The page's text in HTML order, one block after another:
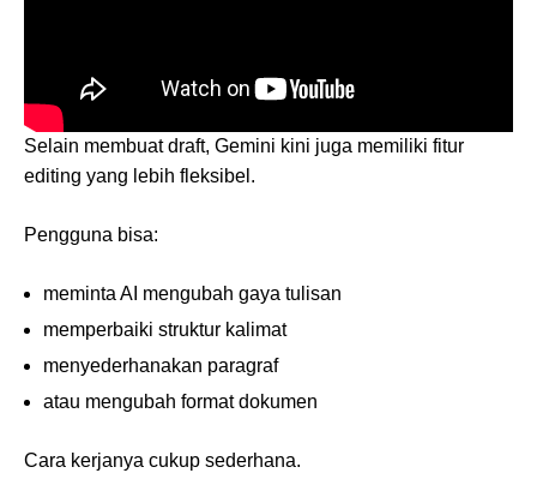
Selain membuat draft, Gemini kini juga memiliki fitur
editing yang lebih fleksibel.
Pengguna bisa:
meminta AI mengubah gaya tulisan
memperbaiki struktur kalimat
menyederhanakan paragraf
atau mengubah format dokumen
Cara kerjanya cukup sederhana.